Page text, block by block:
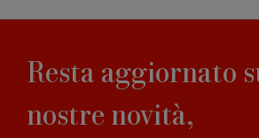
Resta aggiornato
nostre novità,